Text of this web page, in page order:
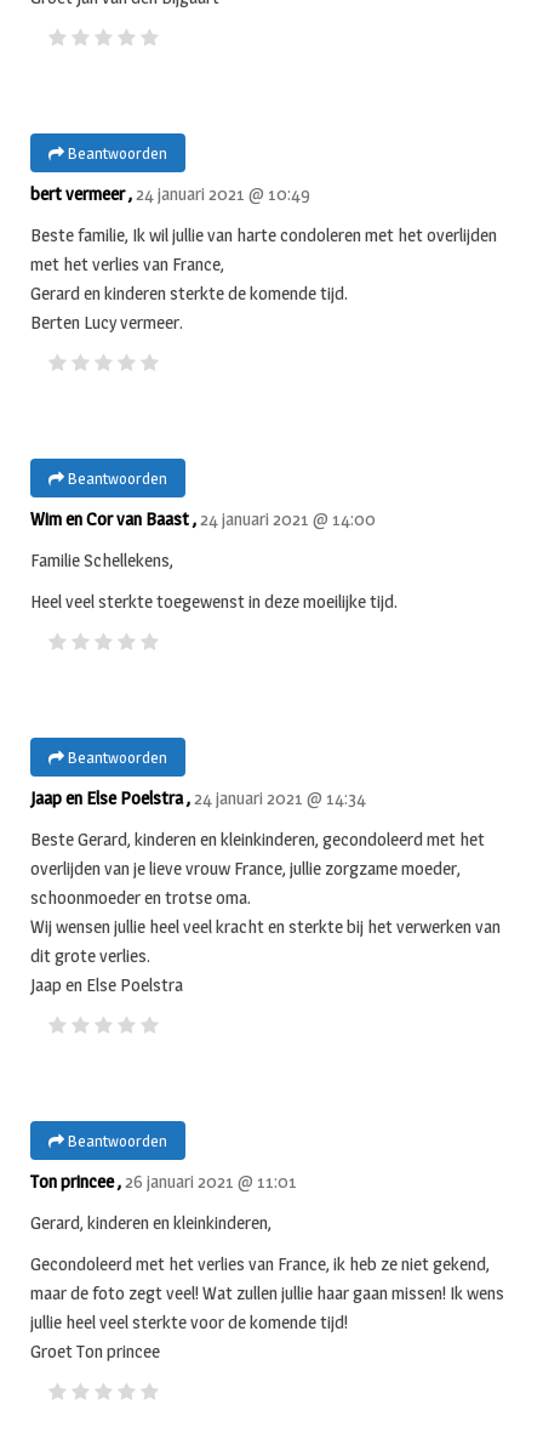
Beantwoorden
bert vermeer ,24 januari 2021 @ 10:49
Beste familie, Ik wil jullie van harte condoleren met het overlijden
met het verlies van France,
Gerard en kinderen sterkte de komende tijd.
Berten Lucy vermeer.
Beantwoorden
Wim en Cor van Baast ,24 januari 2021 @ 14:00
Familie Schellekens,
Heel veel sterkte toegewenst in deze moeilijke tijd.
Beantwoorden
Jaap en Else Poelstra ,24 januari 2021 @ 14:34
Beste Gerard, kinderen en kleinkinderen, gecondoleerd met het
overlijden van je lieve vrouw France, jullie zorgzame moeder,
schoonmoeder en trotse oma.
Wij wensen jullie heel veel kracht en sterkte bij het verwerken van
dit grote verlies.
Jaap en Else Poelstra
Beantwoorden
Ton princee ,26 januari 2021 @ 11:01
Gerard, kinderen en kleinkinderen,
Gecondoleerd met het verlies van France, ik heb ze niet gekend,
maar de foto zegt veel! Wat zullen jullie haar gaan missen! Ik wens
jullie heel veel sterkte voor de komende tijd!
Groet Ton princee